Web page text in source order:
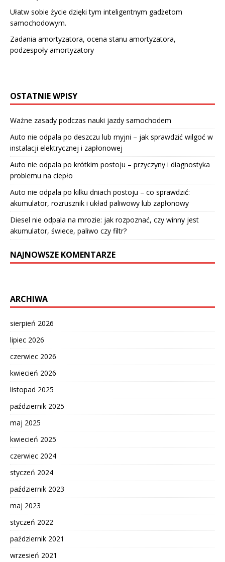
Ułatw sobie życie dzięki tym inteligentnym gadżetom
samochodowym.
Zadania amortyzatora, ocena stanu amortyzatora,
podzespoły amortyzatory
OSTATNIE WPISY
Ważne zasady podczas nauki jazdy samochodem
Auto nie odpala po deszczu lub myjni – jak sprawdzić wilgoć w
instalacji elektrycznej i zapłonowej
Auto nie odpala po krótkim postoju – przyczyny i diagnostyka
problemu na ciepło
Auto nie odpala po kilku dniach postoju – co sprawdzić:
akumulator, rozrusznik i układ paliwowy lub zapłonowy
Diesel nie odpala na mrozie: jak rozpoznać, czy winny jest
akumulator, świece, paliwo czy filtr?
NAJNOWSZE KOMENTARZE
ARCHIWA
sierpień 2026
lipiec 2026
czerwiec 2026
kwiecień 2026
listopad 2025
październik 2025
maj 2025
kwiecień 2025
czerwiec 2024
styczeń 2024
październik 2023
maj 2023
styczeń 2022
październik 2021
wrzesień 2021